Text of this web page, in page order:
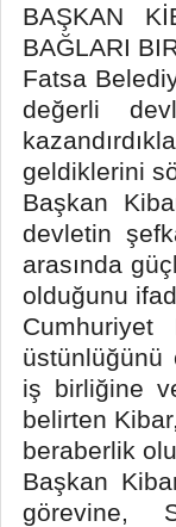
BAŞKAN
BAĞLARI
Fatsa
değerli
geldiklerini
Başkan
devletin
arasında
olduğunu
üstünlüğünü
iş birliğine
belirten
beraberlik
Başkan
görevine,